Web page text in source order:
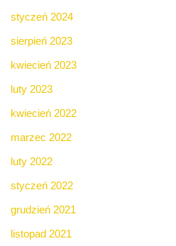
styczeń 2024
sierpień 2023
kwiecień 2023
luty 2023
kwiecień 2022
marzec 2022
luty 2022
styczeń 2022
grudzień 2021
listopad 2021